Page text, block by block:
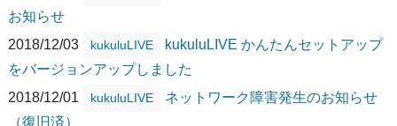
お知らせ
2018/12/03
kukuluLIVE
kukuluLIVE かんたんセットアップ
をバージョンアップしました
2018/12/01
kukuluLIVE
ネットワーク障害発生のお知らせ
（復旧済）